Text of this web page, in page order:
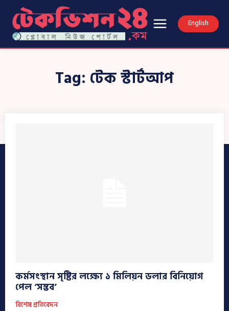
English
Tag: টেক স্টার্টআপ
কর্মসংস্থান সৃষ্টির লক্ষ্যে ১ মিলিয়ন ডলার বিনিয়োগ
পেল ‘সম্ভব’
বিশেষ প্রতিবেদন